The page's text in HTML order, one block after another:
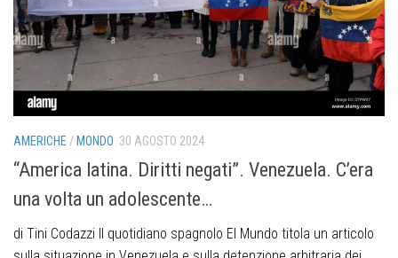
AMERICHE / MONDO 30 AGOSTO 2024
“America latina. Diritti negati”. Venezuela. C’era
una volta un adolescente…
di Tini Codazzi Il quotidiano spagnolo El Mundo titola un articolo